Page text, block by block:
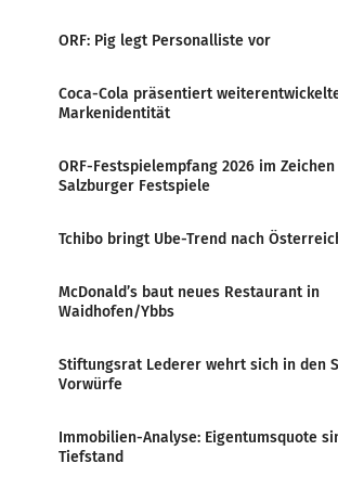
ORF: Pig legt Personalliste vor
Coca-Cola präsentiert
Markenidentität
ORF-Festspielempfang 2026 im
Salzburger Festspiele
Tchibo bringt Ube-Trend nach
McDonald’s baut neues Restaurant in
Waidhofen/Ybbs
Stiftungsrat Lederer wehrt sich in den
Vorwürfe
Immobilien-Analyse: Eigentumsquote
Tiefstand